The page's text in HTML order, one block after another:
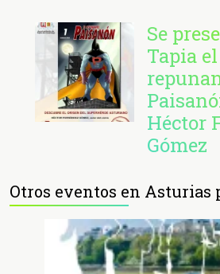
Se
Tapia
Héctor
Gómez
Otros eventos en Asturias